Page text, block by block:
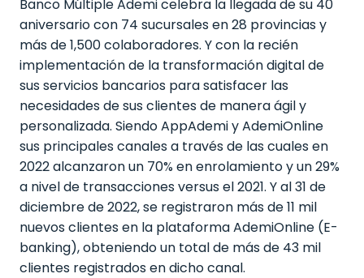
Banco Múltiple Ademi celebra la llegada de su 40
aniversario con 74 sucursales en 28 provincias y
más de 1,500 colaboradores. Y con la recién
implementación de la transformación digital de
sus servicios bancarios para satisfacer las
necesidades de sus clientes de manera ágil y
personalizada. Siendo AppAdemi y AdemiOnline
sus principales canales a través de las cuales en
2022 alcanzaron un 70% en enrolamiento y un 29%
a nivel de transacciones versus el 2021. Y al 31 de
diciembre de 2022, se registraron más de 11 mil
nuevos clientes en la plataforma AdemiOnline (E-
banking), obteniendo un total de más de 43 mil
clientes registrados en dicho canal.